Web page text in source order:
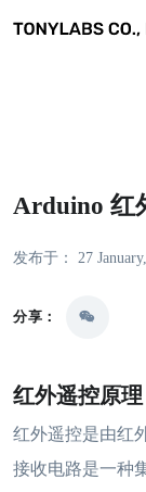
Arduino 红
发布于： 27
分享：
红外遥控原理
红外遥控是由红
接收电路是一种